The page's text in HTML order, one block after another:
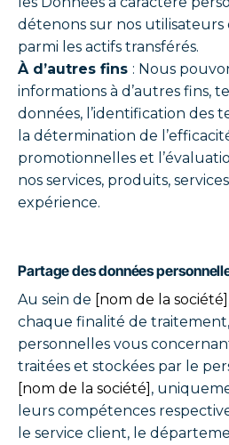
détenons sur nos
parmi les actifs transférés.
À d’autres fins : Nous
informations à d’autres fins,
données, l’identification des
la détermination de
promotionnelles et
nos services, produits,
expérience.
Partage des données
Au sein de [nom de la société]
chaque finalité de
personnelles vous
traitées et stockées par le
[nom de la société] ,
leurs compétences
le service client, le